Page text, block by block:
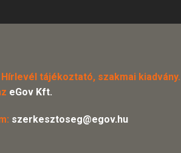
tájékoztató, szakmai kiadvány.
eGov Kft.
szerkesztoseg@egov.hu